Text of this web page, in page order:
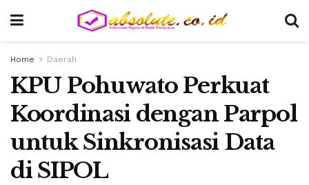
Home Daerah
KPU Pohuwato Perkuat
Koordinasi dengan Parpol
untuk Sinkronisasi Data
di SIPOL